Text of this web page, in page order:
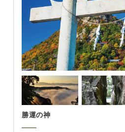
勝運の神